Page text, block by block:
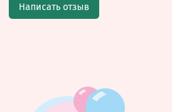
Написать отзыв